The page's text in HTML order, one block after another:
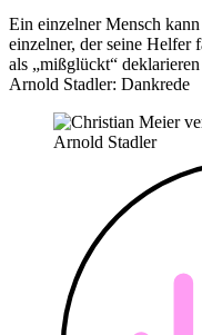
Ein einzelner Mensch
einzelner, der seine Helfer
als „mißglückt“ deklarieren
Arnold Stadler: Dankrede